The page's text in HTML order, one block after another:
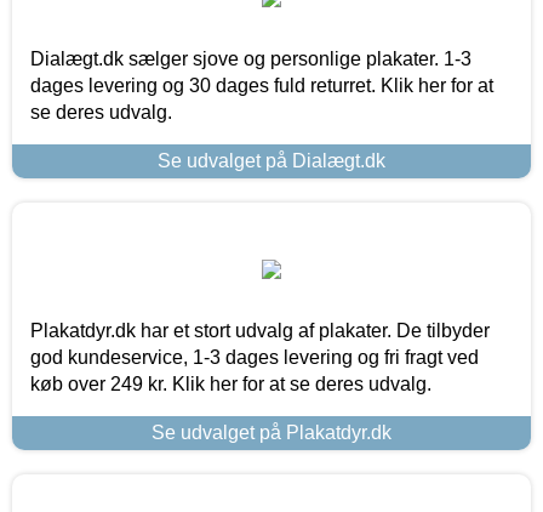
Dialægt.dk sælger sjove og personlige plakater. 1-3
dages levering og 30 dages fuld returret. Klik her for at
se deres udvalg.
Se udvalget på Dialægt.dk
Plakatdyr.dk har et stort udvalg af plakater. De tilbyder
god kundeservice, 1-3 dages levering og fri fragt ved
køb over 249 kr. Klik her for at se deres udvalg.
Se udvalget på Plakatdyr.dk